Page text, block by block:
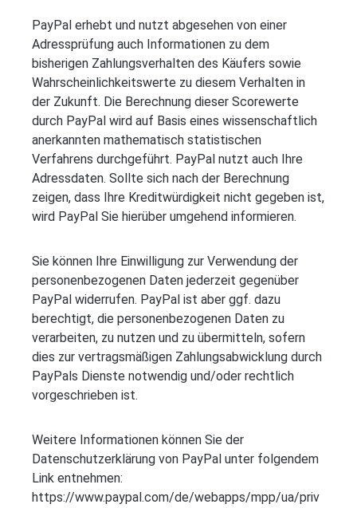
PayPal erhebt und nutzt abgesehen von einer
Adressprüfung auch Informationen zu dem
bisherigen Zahlungsverhalten des Käufers sowie
Wahrscheinlichkeitswerte zu diesem Verhalten in
der Zukunft. Die Berechnung dieser Scorewerte
durch PayPal wird auf Basis eines wissenschaftlich
anerkannten mathematisch statistischen
Verfahrens durchgeführt. PayPal nutzt auch Ihre
Adressdaten. Sollte sich nach der Berechnung
zeigen, dass Ihre Kreditwürdigkeit nicht gegeben ist,
wird PayPal Sie hierüber umgehend informieren.
Sie können Ihre Einwilligung zur Verwendung der
personenbezogenen Daten jederzeit gegenüber
PayPal widerrufen. PayPal ist aber ggf. dazu
berechtigt, die personenbezogenen Daten zu
verarbeiten, zu nutzen und zu übermitteln, sofern
dies zur vertragsmäßigen Zahlungsabwicklung durch
PayPals Dienste notwendig und/oder rechtlich
vorgeschrieben ist.
Weitere Informationen können Sie der
Datenschutzerklärung von PayPal unter folgendem
Link entnehmen:
https://www.paypal.com/de/webapps/mpp/ua/priv